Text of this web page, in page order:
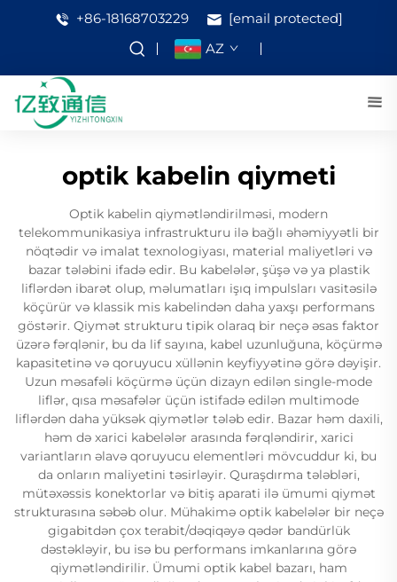
+86-18168703229
[email protected]
AZ
optik kabelin qiymeti
Optik kabelin qiymətləndirilməsi, modern
telekommunikasiya infrastrukturu ilə bağlı əhəmiyyətli bir
nöqtədir və imalat texnologiyası, material maliyetləri və
bazar tələbini ifadə edir. Bu kabelələr, şüşə və ya plastik
liflərdən ibarət olup, məlumatları işıq impulsları vasitəsilə
köçürür və klassik mis kabelindən daha yaxşı performans
göstərir. Qiymət strukturu tipik olaraq bir neçə əsas faktor
üzərə fərqlənir, bu da lif sayına, kabel uzunluğuna, köçürmə
kapasitetinə və qoruyucu xüllənin keyfiyyətinə görə dəyişir.
Uzun məsafəli köçürmə üçün dizayn edilən single-mode
liflər, qısa məsafələr üçün istifadə edilən multimode
liflərdən daha yüksək qiymətlər tələb edir. Bazar həm daxili,
həm də xarici kabelələr arasında fərqləndirir, xarici
variantların əlavə qoruyucu elementləri mövcuddur ki, bu
da onların maliyetini təsirləyir. Quraşdırma tələbləri,
mütəxəssis konektorlar və bitiş aparati ilə ümumi qiymət
strukturasına səbəb olur. Mühakimə optik kabelələr bir neçə
gigabitdən çox terabit/dəqiqəyə qədər bandürlük
dəstəkləyir, bu isə bu performans imkanlarına görə
qiymətləndirilir. Ümumi optik kabel bazarı, ham